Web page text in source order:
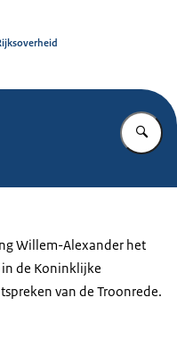
Willem-Alexander het
de Koninklijke
van de Troonrede.